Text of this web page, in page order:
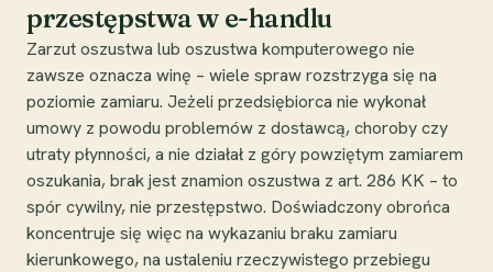
przestępstwa w e-handlu
Zarzut oszustwa lub oszustwa komputerowego nie
zawsze oznacza winę – wiele spraw rozstrzyga się na
poziomie zamiaru. Jeżeli przedsiębiorca nie wykonał
umowy z powodu problemów z dostawcą, choroby czy
utraty płynności, a nie działał z góry powziętym zamiarem
oszukania, brak jest znamion oszustwa z art. 286 KK – to
spór cywilny, nie przestępstwo. Doświadczony obrońca
koncentruje się więc na wykazaniu braku zamiaru
kierunkowego, na ustaleniu rzeczywistego przebiegu